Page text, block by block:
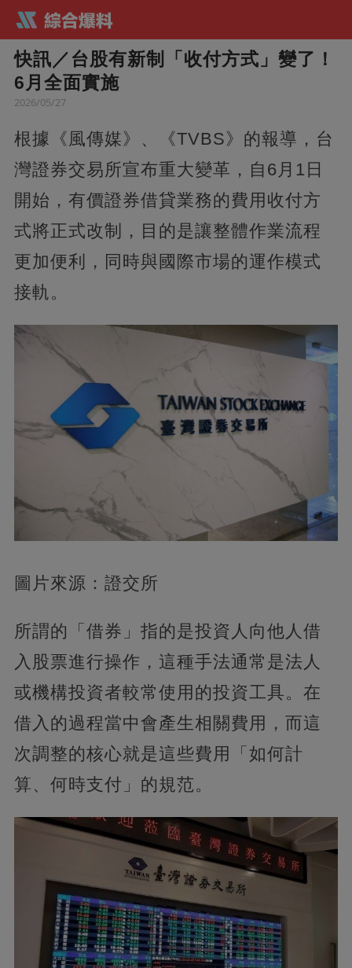
快訊／台股有新制「收付方式」變了！
6月全面實施
2026/05/27
根據《風傳媒》、《TVBS》的報導，台
灣證券交易所宣布重大變革，自6月1日
開始，有價證券借貸業務的費用收付方
式將正式改制，目的是讓整體作業流程
更加便利，同時與國際市場的運作模式
接軌。
圖片來源：證交所
所謂的「借券」指的是投資人向他人借
入股票進行操作，這種手法通常是法人
或機構投資者較常使用的投資工具。在
借入的過程當中會產生相關費用，而這
次調整的核心就是這些費用「如何計
算、何時支付」的規范。